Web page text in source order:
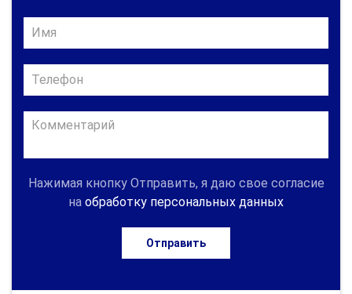
Нажимая кнопку Отправить, я даю свое согласие
на обработку персональных данных
Отправить